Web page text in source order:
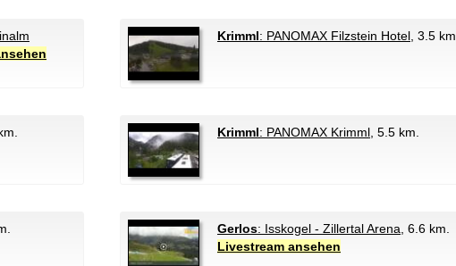
Krimml: PANOMAX Filzstein Hotel , 3.5 km.
Krimml: PANOMAX Krimml , 5.5 km.
Gerlos: Isskogel - Zillertal Arena , 6.6 km.
Livestream ansehen